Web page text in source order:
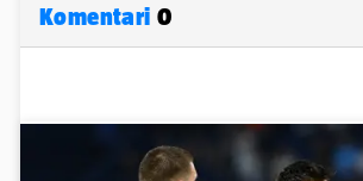
Komentari 0